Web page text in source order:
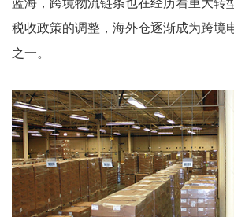
税收政策的调整，海外仓逐渐成为跨境
之一。